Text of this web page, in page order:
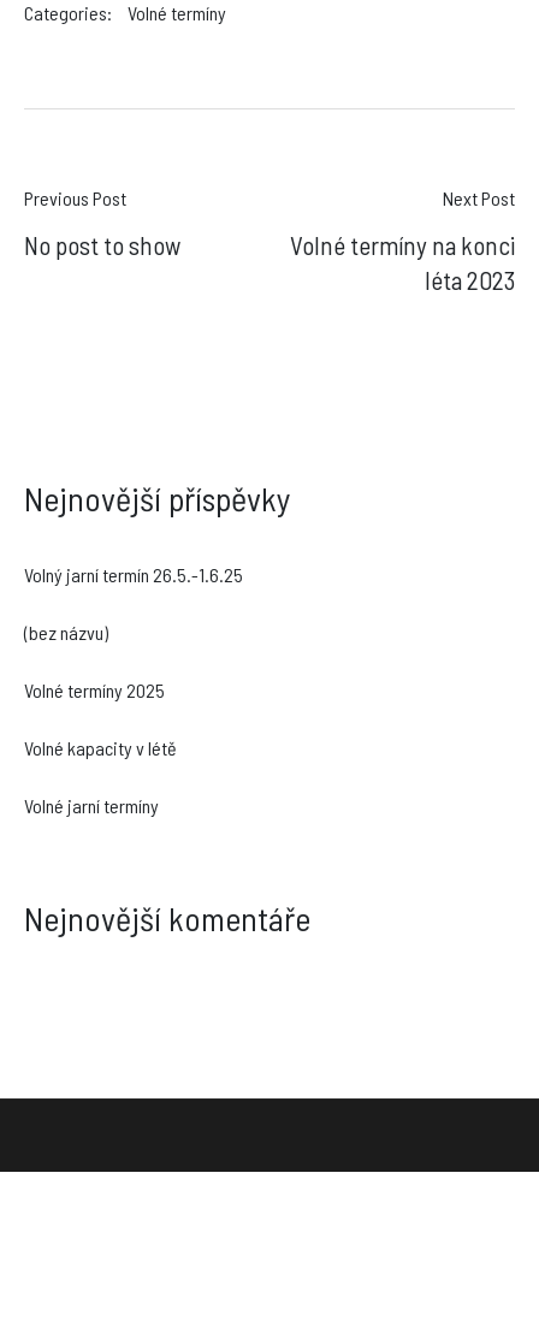
Categories: Volné termíny
Post
navigation
Previous Post
No post to show
Next Post
Volné termíny na konci
léta 2023
Nejnovější příspěvky
Volný jarní termín 26.5.-1.6.25
(bez názvu)
Volné termíny 2025
Volné kapacity v létě
Volné jarní termíny
Nejnovější komentáře